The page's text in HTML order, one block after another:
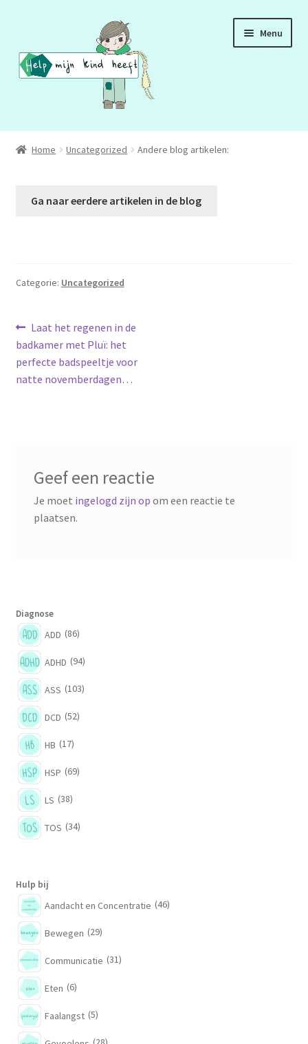
naar
navigatie
de
inhoud
Menu
ADD
ASS
TOS
HB
BLOG
Home Uncategorized Andere blog artikelen:
Ga naar eerdere artikelen in de blog
Categorie: Uncategorized
Bericht
navigatie
Vorig
bericht:
Laat het regenen in de
badkamer met Pluï: het
perfecte badspeeltje voor
natte novemberdagen…
Geef een reactie
Je moet ingelogd zijn op om een reactie te
plaatsen.
Diagnose
ADD (86)
ADHD (94)
ASS (103)
DCD (52)
HB (17)
HSP (69)
LS (38)
TOS (34)
Hulp bij
Aandacht en Concentratie (46)
Bewegen (29)
Communicatie (31)
Eten (6)
Faalangst (5)